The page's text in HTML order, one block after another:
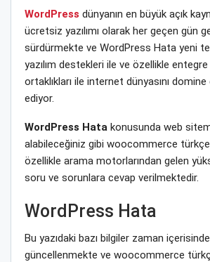
WordPress dünyanın en büyük açık
ücretsiz yazılımı olarak her geçen gün
sürdürmekte ve WordPress Hata yeni
yazılım destekleri ile ve özellikle entegre
ortaklıkları ile internet dünyasını
ediyor.
WordPress Hata konusunda web
alabileceğiniz gibi woocommerce
özellikle arama motorlarından gelen
soru ve sorunlara cevap verilmektedir.
WordPress Hata
Bu yazıdaki bazı bilgiler zaman
güncellenmekte ve woocommerce